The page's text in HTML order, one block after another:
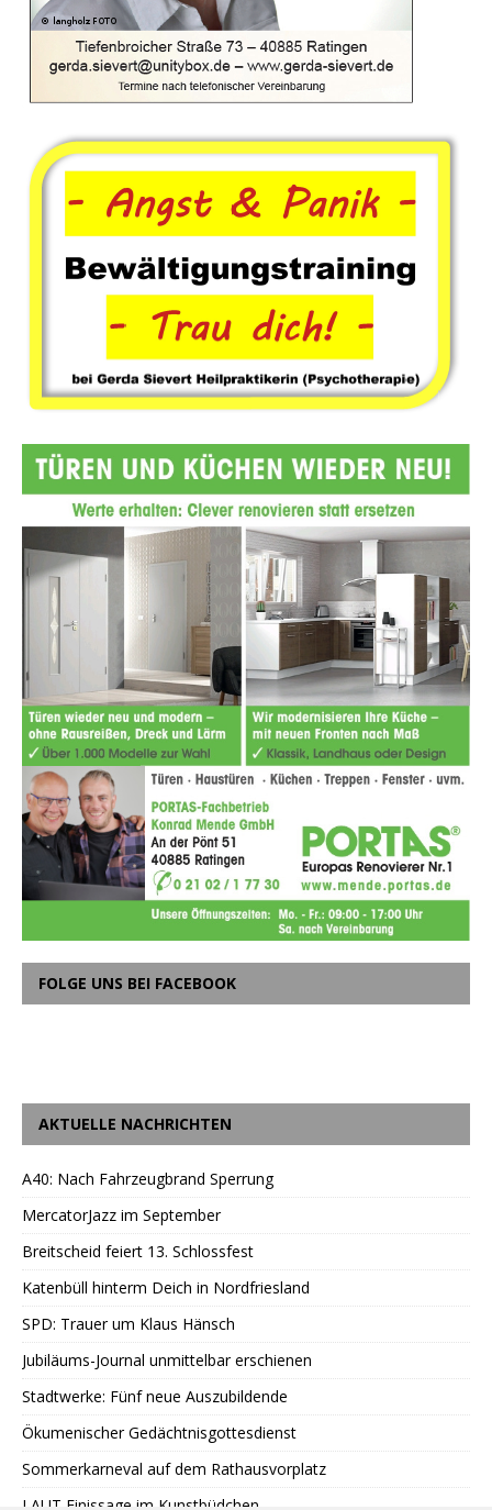
FOLGE UNS BEI FACEBOOK
AKTUELLE NACHRICHTEN
A40: Nach Fahrzeugbrand Sperrung
MercatorJazz im September
Breitscheid feiert 13. Schlossfest
Katenbüll hinterm Deich in Nordfriesland
SPD: Trauer um Klaus Hänsch
Jubiläums-Journal unmittelbar erschienen
Stadtwerke: Fünf neue Auszubildende
Ökumenischer Gedächtnisgottesdienst
Sommerkarneval auf dem Rathausvorplatz
LAUT Finissage im Kunstbüdchen